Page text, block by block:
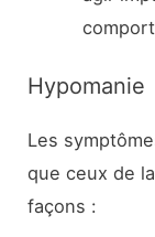
Hypomanie
Les
que ceux de
façons :